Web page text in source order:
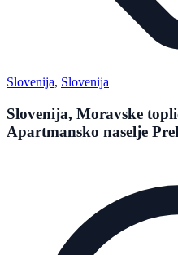
Slovenija, Slovenija
Slovenija, Moravske
Apartmansko naselje